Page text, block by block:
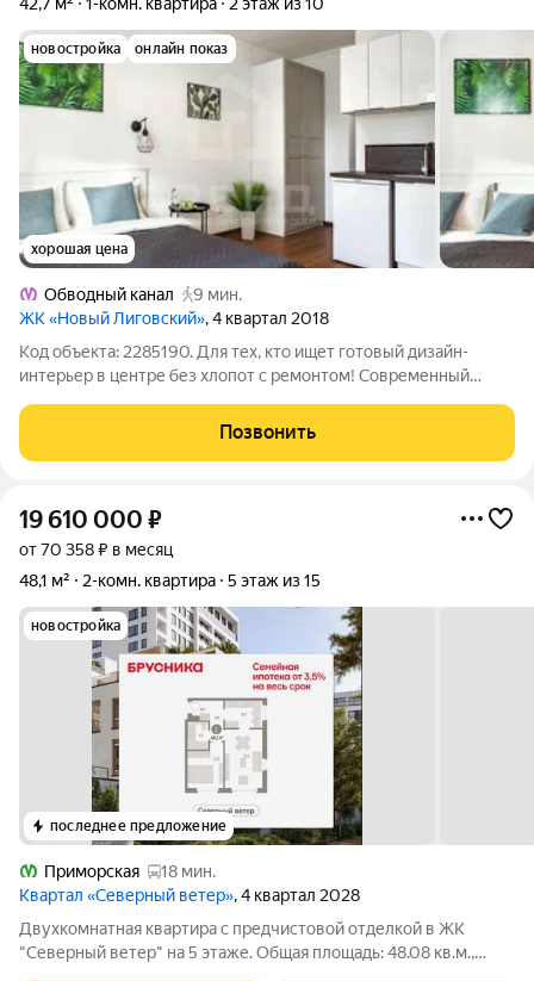
новостройка онлайн показ
хорошая цена
Обводный канал
9 мин.
ЖК «Новый Лиговский», 4 квартал 2018
Код объекта: 2285190. Для тех, кто ищет готовый дизайн-
интерьер в центре без хлопот с ремонтом! Современный
жизни. Продуманное пространство 42,7 м для комфортной
Позвонить
19 610 000 ₽
от 70 358 ₽ в месяц
48,1 м²
2-комн. квартира 5 этаж из 15
новостройка
последнее предложение
Приморская
18 мин.
Квартал «Северный ветер», 4 квартал 2028
Двухкомнатная квартира с предчистовой отделкой в ЖК
"Северный ветер" на 5 этаже. Общая площадь: 48.08 кв.м.,